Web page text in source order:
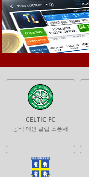
CELTIC FC
공식 메인 클럽 스폰서